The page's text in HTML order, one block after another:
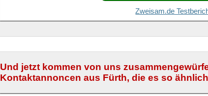
Zweisam.de
Und jetzt kommen von uns
Kontaktannoncen aus Fürth, die es so